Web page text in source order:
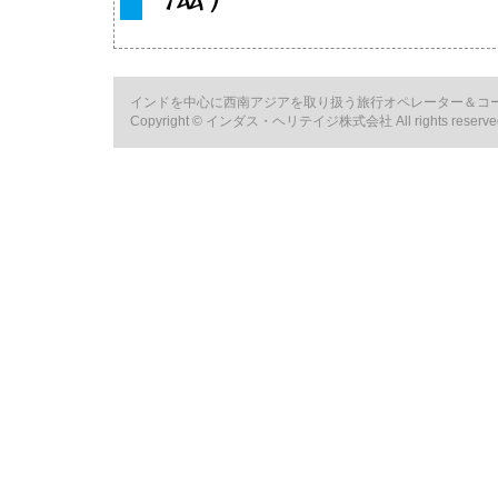
インドを中心に西南アジアを取り扱う旅行オペレーター＆コ
Copyright © インダス・ヘリテイジ株式会社 All rights